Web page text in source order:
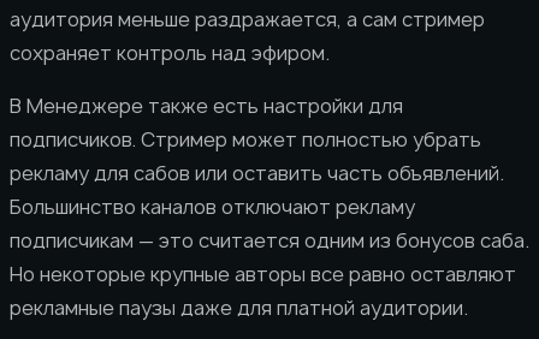
аудитория меньше раздражается, а сам стример
сохраняет контроль над эфиром.
В Менеджере также есть настройки для
подписчиков. Стример может полностью убрать
рекламу для сабов или оставить часть объявлений.
Большинство каналов отключают рекламу
подписчикам — это считается одним из бонусов саба.
Но некоторые крупные авторы все равно оставляют
рекламные паузы даже для платной аудитории.